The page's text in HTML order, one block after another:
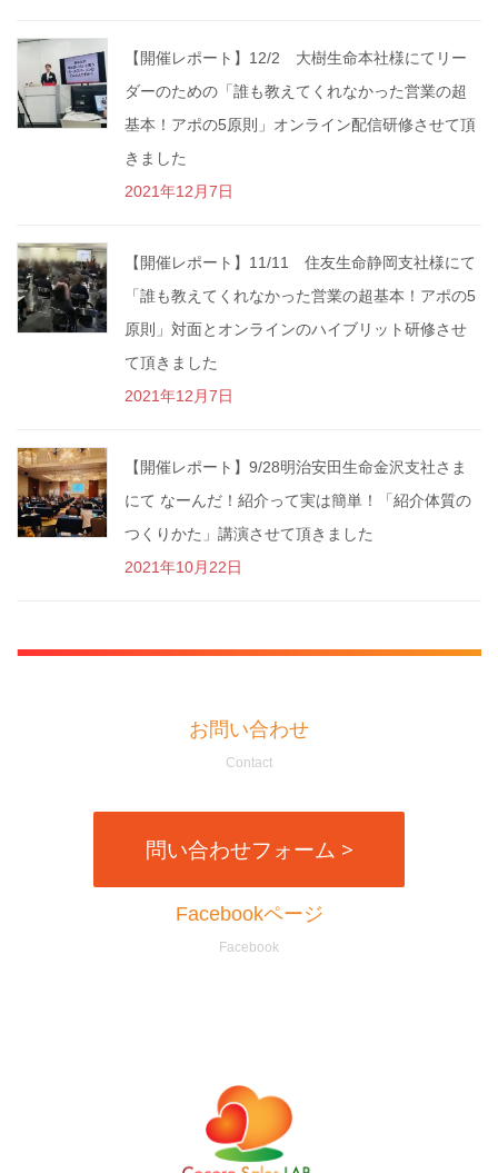
【開催レポート】12/2 大樹生命本社様にてリー
ダーのための「誰も教えてくれなかった営業の超
基本！アポの5原則」オンライン配信研修させて頂
きました
2021年12月7日
【開催レポート】11/11 住友生命静岡支社様にて
「誰も教えてくれなかった営業の超基本！アポの5
原則」対面とオンラインのハイブリット研修させ
て頂きました
2021年12月7日
【開催レポート】9/28明治安田生命金沢支社さま
にて なーんだ！紹介って実は簡単！「紹介体質の
つくりかた」講演させて頂きました
2021年10月22日
お問い合わせ
Contact
問い合わせフォーム >
Facebookページ
Facebook